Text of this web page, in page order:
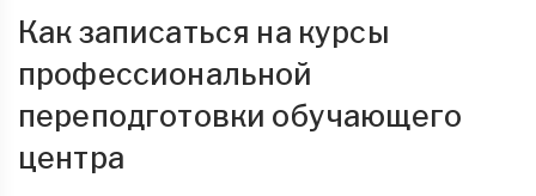
Как записаться на курсы
профессиональной
переподготовки обучающего
центра